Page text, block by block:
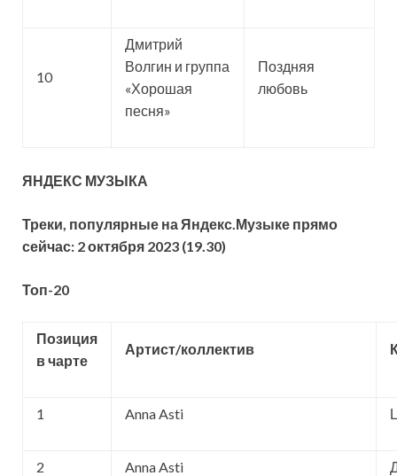
10
Дмитрий
Волгин и группа
«Хорошая
песня»
Поздняя
любовь
ЯНДЕКС МУЗЫКА
Треки, популярные на Яндекс.Музыке прямо
сейчас: 2 октября 2023 (19.30)
Топ-20
Позиция
в чарте
Артист/коллектив
1 Anna Asti
2 Anna Asti